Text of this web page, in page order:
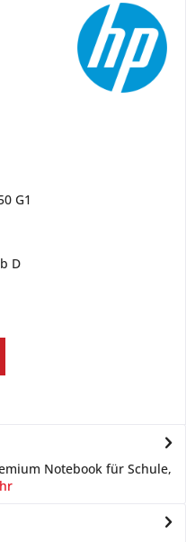
G1
D
Notebook für Schule,